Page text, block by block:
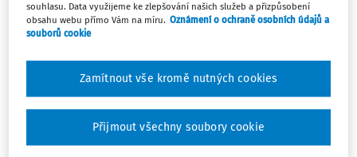
níž uvádíme výši odměny za instruktorskou činnost a že
jim budou proplaceny cestovní náhrady. Tím máme na
vleky nebo doklady o parkovném. Je náš postup
souhlasu. Data využijeme ke zlepšování našich služeb a přizpůsobení
obsahu webu přímo Vám na míru. Oznámení o ochraně osobních údajů a
souborů cookie
Zamítnout vše kromě nutných cookies
Přijmout všechny soubory cookie